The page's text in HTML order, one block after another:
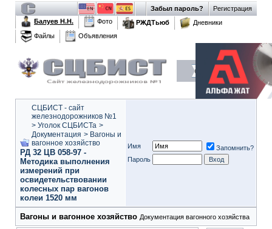
Регистрация
Забыл пароль?
Балуев Н.Н.
Фото РЖДТьюб
Дневники
Файлы
Объявления
СЦБИСТ - сайт
железнодорожников №1
> Уголок СЦБИСТа >
Документация > Вагоны и
вагонное хозяйство
РД 32 ЦВ 058-97 -
Методика выполнения
измерений при
освидетельствовании
колесных пар вагонов
колеи 1520 мм
Имя
Запомнить?
Пароль
Вагоны и вагонное хозяйство Документация вагонного хозяйства